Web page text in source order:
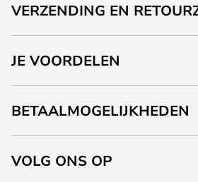
VERZENDING EN
JE VOORDELEN
BETAALMOGELIJKHEDEN
VOLG ONS OP